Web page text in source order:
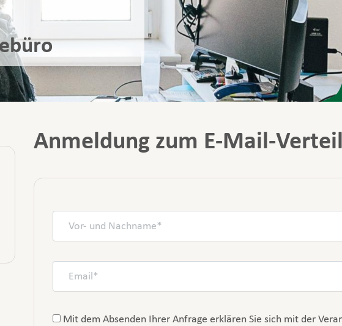
Anmeldung zum E-Mail-
Mit dem Absenden Ihrer Anfrage erklären Sie sich mit der